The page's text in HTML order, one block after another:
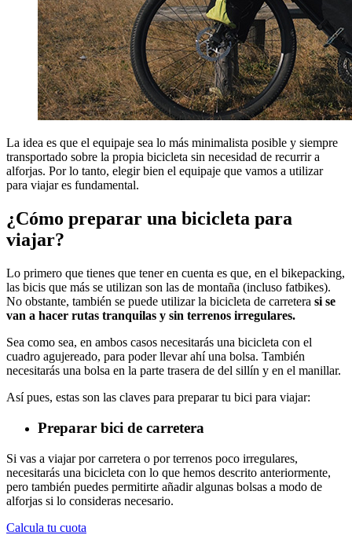
La idea es que el equipaje sea lo más minimalista posible y siempre
transportado sobre la propia bicicleta sin necesidad de recurrir a
alforjas. Por lo tanto, elegir bien el equipaje que vamos a utilizar
para viajar es fundamental.
¿Cómo preparar una bicicleta para
viajar?
Lo primero que tienes que tener en cuenta es que, en el bikepacking,
las bicis que más se utilizan son las de montaña (incluso fatbikes).
No obstante, también se puede utilizar la bicicleta de carretera si se
van a hacer rutas tranquilas y sin terrenos irregulares.
Sea como sea, en ambos casos necesitarás una bicicleta con el
cuadro agujereado, para poder llevar ahí una bolsa. También
necesitarás una bolsa en la parte trasera de del sillín y en el manillar.
Así pues, estas son las claves para preparar tu bici para viajar:
Preparar bici de carretera
Si vas a viajar por carretera o por terrenos poco irregulares,
necesitarás una bicicleta con lo que hemos descrito anteriormente,
pero también puedes permitirte añadir algunas bolsas a modo de
alforjas si lo consideras necesario.
Calcula tu cuota